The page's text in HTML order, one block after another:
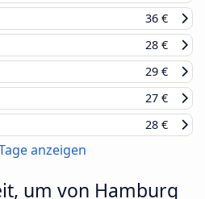
36 €
28 €
29 €
27 €
28 €
anzeigen
um von Hamburg